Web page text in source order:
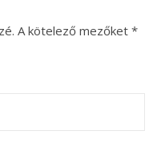
A kötelező mezőket *